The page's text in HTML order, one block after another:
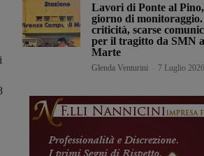
Lavori di Ponte al
giorno di
criticità, scarse
per il tragitto da SMN
Marte
Glenda Venturini 7 Luglio 2026